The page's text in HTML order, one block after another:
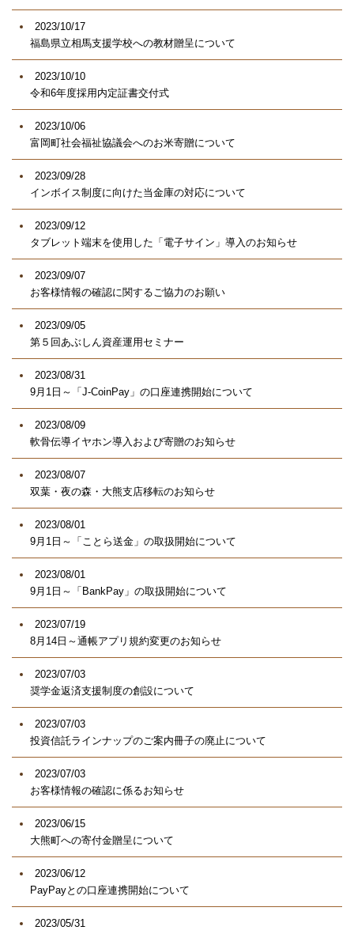
2023/10/17
福島県立相馬支援学校への教材贈呈について
2023/10/10
令和6年度採用内定証書交付式
2023/10/06
富岡町社会福祉協議会へのお米寄贈について
2023/09/28
インボイス制度に向けた当金庫の対応について
2023/09/12
タブレット端末を使用した「電子サイン」導入のお知らせ
2023/09/07
お客様情報の確認に関するご協力のお願い
2023/09/05
第５回あぶしん資産運用セミナー
2023/08/31
9月1日～「J-CoinPay」の口座連携開始について
2023/08/09
軟骨伝導イヤホン導入および寄贈のお知らせ
2023/08/07
双葉・夜の森・大熊支店移転のお知らせ
2023/08/01
9月1日～「ことら送金」の取扱開始について
2023/08/01
9月1日～「BankPay」の取扱開始について
2023/07/19
8月14日～通帳アプリ規約変更のお知らせ
2023/07/03
奨学金返済支援制度の創設について
2023/07/03
投資信託ラインナップのご案内冊子の廃止について
2023/07/03
お客様情報の確認に係るお知らせ
2023/06/15
大熊町への寄付金贈呈について
2023/06/12
PayPayとの口座連携開始について
2023/05/31